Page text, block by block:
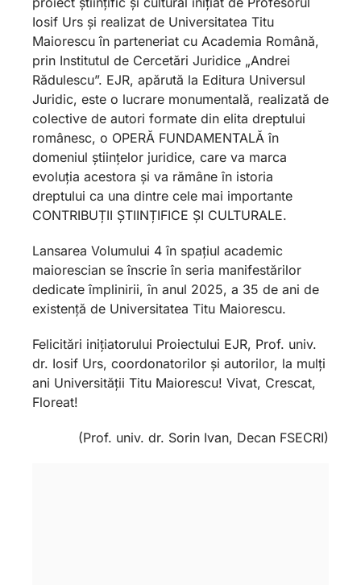
Iosif Urs și realizat de Universitatea Titu
Maiorescu în parteneriat cu Academia Română,
prin Institutul de Cercetări Juridice „Andrei
Rădulescu”. EJR, apărută la Editura Universul
Juridic, este o lucrare monumentală, realizată de
colective de autori formate din elita dreptului
românesc, o OPERĂ FUNDAMENTALĂ în
domeniul științelor juridice, care va marca
evoluția acestora și va rămâne în istoria
dreptului ca una dintre cele mai importante
CONTRIBUȚII ȘTIINȚIFICE ȘI CULTURALE.
Lansarea Volumului 4 în spațiul academic
maiorescian se înscrie în seria manifestărilor
dedicate împlinirii, în anul 2025, a 35 de ani de
existență de Universitatea Titu Maiorescu.
Felicitări inițiatorului Proiectului EJR, Prof. univ.
dr. Iosif Urs, coordonatorilor și autorilor, la mulți
ani Universității Titu Maiorescu! Vivat, Crescat,
Floreat!
(Prof. univ. dr. Sorin Ivan, Decan FSECRI)